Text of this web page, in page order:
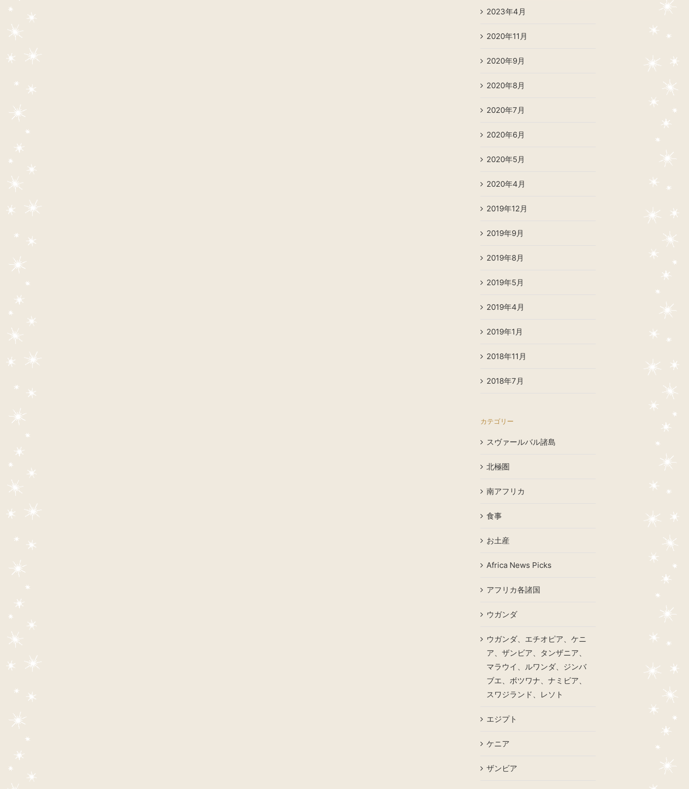
2023年4月
2020年11月
2020年9月
2020年8月
2020年7月
2020年6月
2020年5月
2020年4月
2019年12月
2019年9月
2019年8月
2019年5月
2019年4月
2019年1月
2018年11月
2018年7月
カテゴリー
スヴァールバル諸島
北極圏
南アフリカ
食事
お土産
Africa News Picks
アフリカ各諸国
ウガンダ
ウガンダ、エチオピア、ケニ
ア、ザンビア、タンザニア、
マラウイ、ルワンダ、ジンバ
ブエ、ボツワナ、ナミビア、
スワジランド、レソト
エジプト
ケニア
ザンビア